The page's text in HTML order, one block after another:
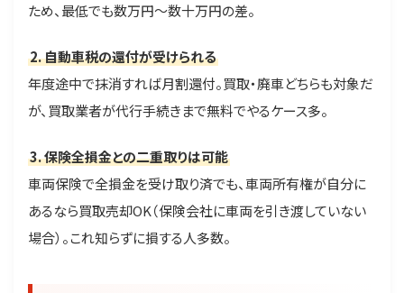
ため、最低でも数万円〜数十万円の差。
2. 自動車税の還付が受けられる
年度途中で抹消すれば月割還付。買取・廃車どちらも対象だ
が、買取業者が代行手続きまで無料でやるケース多。
3. 保険全損金との二重取りは可能
車両保険で全損金を受け取り済でも、車両所有権が自分に
あるなら買取売却OK（保険会社に車両を引き渡していない
場合）。これ知らずに損する人多数。